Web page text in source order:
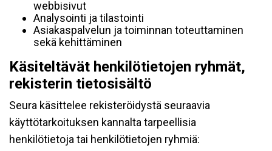
webbisivut
Analysointi ja tilastointi
Asiakaspalvelun ja toiminnan toteuttaminen
sekä kehittäminen
Käsiteltävät henkilötietojen ryhmät,
rekisterin tietosisältö
Seura käsittelee rekisteröidystä seuraavia
käyttötarkoituksen kannalta tarpeellisia
henkilötietoja tai henkilötietojen ryhmiä: